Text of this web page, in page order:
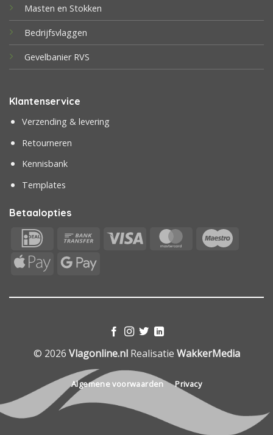
Masten en Stokken
Bedrijfsvlaggen
Gevelbanier RVS
Klantenservice
Verzending & levering
Retourneren
Kennisbank
Templates
Betaalopties
IDeal
Bank
Visa MasterCard
Apple
Google
© 2026 Vlagonline.nlRealisatie WakkerMedia
Algemene voorwaarden Privacy